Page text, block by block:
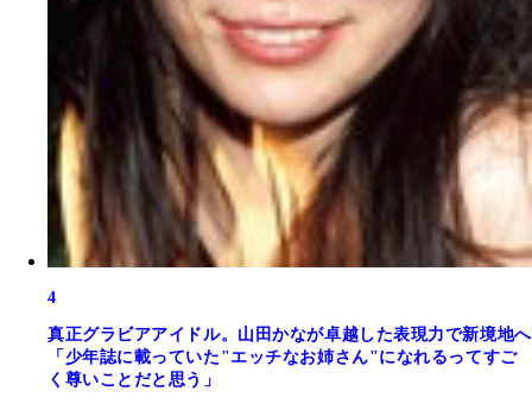
4
真正グラビアアイドル。山田かなが卓越した表現力で新境地へ
「少年誌に載っていた"エッチなお姉さん"になれるってすご
く尊いことだと思う」